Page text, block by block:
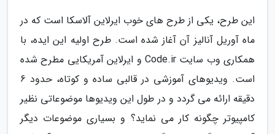
این طرح، یکی از طرح های خوب ایرلاین آلاسکا است که در
ماه آوریل آنالیز آن آغاز شده است. طرح اولیه این ایده، با
همکاری وب سایت Code.ir و ایرلاین آمریکایی مطرح شده
است. ویدیوهای آموزشی در قالبی ساده و کوتاه، حدود 6
دقیقه ارائه می گردد و در طول این ویدیوها موضوعاتی نظیر
کامپیوتر چگونه کار می نماید؟ و بسیاری موضوعات دیگر